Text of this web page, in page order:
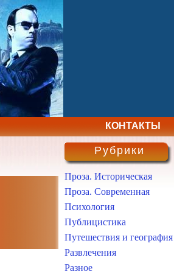
КОНТАКТЫ
Рубрики
Проза. Историческая
Проза. Современная
Психология
Публицистика
Путешествия и география
Развлечения
Разное